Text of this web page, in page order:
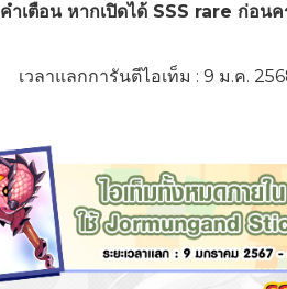
คำเตือน หากเปิดได้ SSS rare ก่อน
เวลาแลกการันตีไอเท็ม : 9 ม.ค.